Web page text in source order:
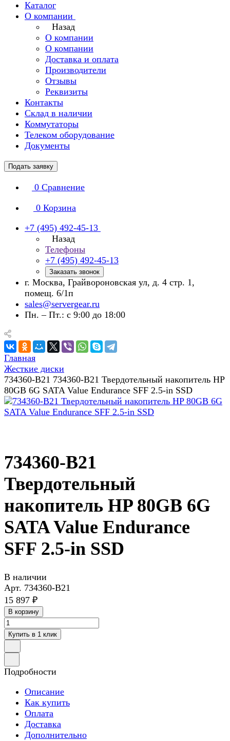
Каталог
О компании
Назад
О компании
О компании
Доставка и оплата
Производители
Отзывы
Реквизиты
Контакты
Склад в наличии
Коммутаторы
Телеком оборудование
Документы
Подать заявку
0 Сравнение
0 Корзина
+7 (495) 492-45-13
Назад
Телефоны
+7 (495) 492-45-13
Заказать звонок
г. Москва, Грайвороновская ул, д. 4 стр. 1,
помещ. 6/1п
sales@servergear.ru
Пн. – Пт.: с 9:00 до 18:00
Главная
Жесткие диски
734360-B21 734360-B21 Твердотельный накопитель HP
80GB 6G SATA Value Endurance SFF 2.5-in SSD
734360-B21
Твердотельный
накопитель HP 80GB 6G
SATA Value Endurance
SFF 2.5-in SSD
В наличии
Арт. 734360-B21
15 897 ₽
В корзину
Купить в 1 клик
Подробности
Описание
Как купить
Оплата
Доставка
Дополнительно